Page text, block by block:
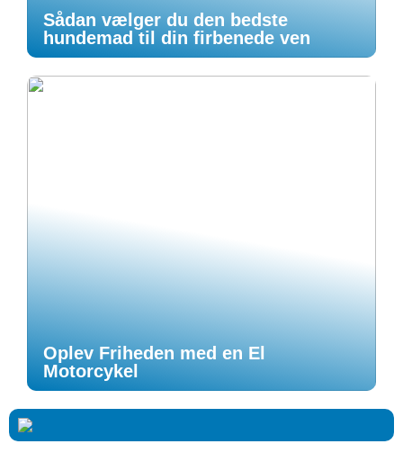
Sådan vælger du den bedste
hundemad til din firbenede ven
Oplev Friheden med en El
Motorcykel